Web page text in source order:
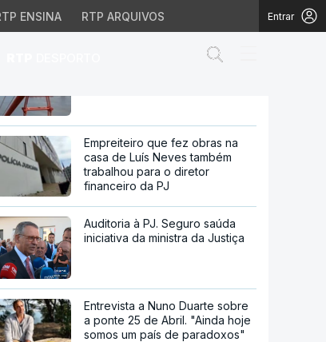
ENSINA RTP ARQUIVOS Entrar
da FCT
60 anos da ponte 25 de Abril.
Empreiteiro que fez obras na
casa de Luís Neves também
trabalhou para o diretor
financeiro da PJ
Auditoria à PJ. Seguro saúda
iniciativa da ministra da Justiça
Entrevista a Nuno Duarte sobre
a ponte 25 de Abril. "Ainda hoje
somos um país de paradoxos"